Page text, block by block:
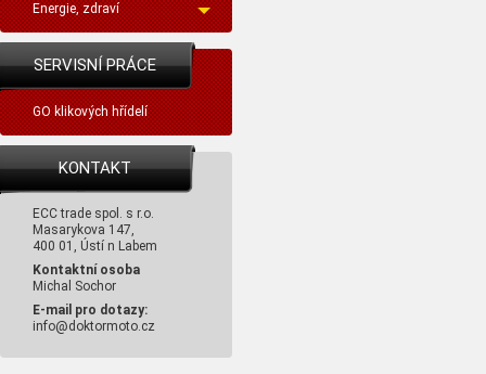
Energie, zdraví
SERVISNÍ PRÁCE
GO klikových hřídelí
KONTAKT
ECC trade spol. s r.o.
Masarykova 147,
400 01, Ústí n Labem
Kontaktní osoba
Michal Sochor
E-mail pro dotazy:
info@doktormoto.cz